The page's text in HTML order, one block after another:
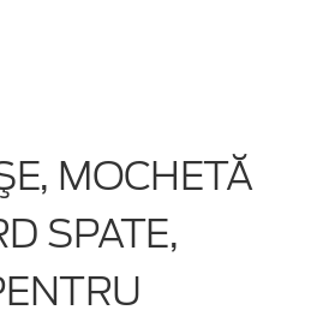
MOCHETĂ
SPATE,